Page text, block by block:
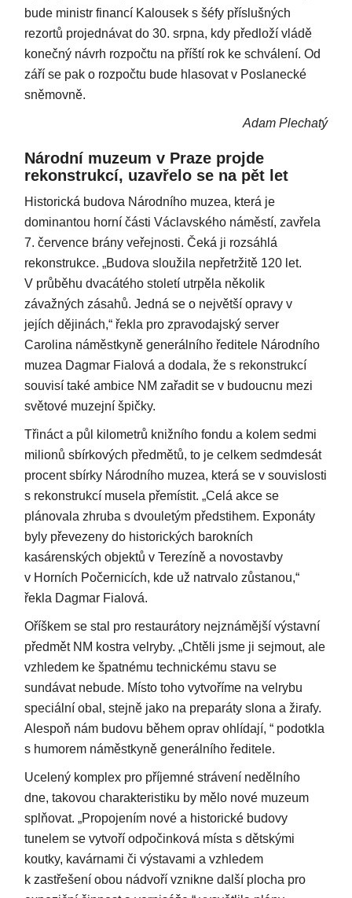
bude ministr financí Kalousek s šéfy příslušných
rezortů projednávat do 30. srpna, kdy předloží vládě
konečný návrh rozpočtu na příští rok ke schválení. Od
září se pak o rozpočtu bude hlasovat v Poslanecké
sněmovně.
Adam Plechatý
Národní muzeum v Praze projde
rekonstrukcí, uzavřelo se na pět let
Historická budova Národního muzea, která je
dominantou horní části Václavského náměstí, zavřela
7. července brány veřejnosti. Čeká ji rozsáhlá
rekonstrukce. „Budova sloužila nepřetržitě 120 let.
V průběhu dvacátého století utrpěla několik
závažných zásahů. Jedná se o největší opravy v
jejích dějinách,“ řekla pro zpravodajský server
Carolina náměstkyně generálního ředitele Národního
muzea Dagmar Fialová a dodala, že s rekonstrukcí
souvisí také ambice NM zařadit se v budoucnu mezi
světové muzejní špičky.
Třináct a půl kilometrů knižního fondu a kolem sedmi
milionů sbírkových předmětů, to je celkem sedmdesát
procent sbírky Národního muzea, která se v souvislosti
s rekonstrukcí musela přemístit. „Celá akce se
plánovala zhruba s dvouletým předstihem. Exponáty
byly převezeny do historických barokních
kasárenských objektů v Terezíně a novostavby
v Horních Počernicích, kde už natrvalo zůstanou,“
řekla Dagmar Fialová.
Oříškem se stal pro restaurátory nejznámější výstavní
předmět NM kostra velryby. „Chtěli jsme ji sejmout, ale
vzhledem ke špatnému technickému stavu se
sundávat nebude. Místo toho vytvoříme na velrybu
speciální obal, stejně jako na preparáty slona a žirafy.
Alespoň nám budovu během oprav ohlídají, “ podotkla
s humorem náměstkyně generálního ředitele.
Ucelený komplex pro příjemné strávení nedělního
dne, takovou charakteristiku by mělo nové muzeum
splňovat. „Propojením nové a historické budovy
tunelem se vytvoří odpočinková místa s dětskými
koutky, kavárnami či výstavami a vzhledem
k zastřešení obou nádvoří vznikne další plocha pro